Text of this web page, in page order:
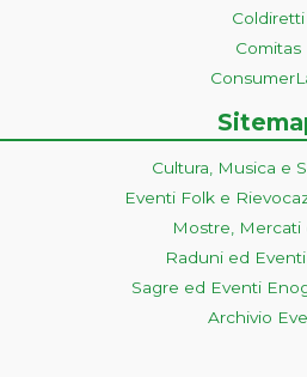
Coldiretti
Comitas
Cultura, Musica e
Eventi Folk e
Mostre, Mercati
Raduni ed
Sagre ed Eventi
Archivio